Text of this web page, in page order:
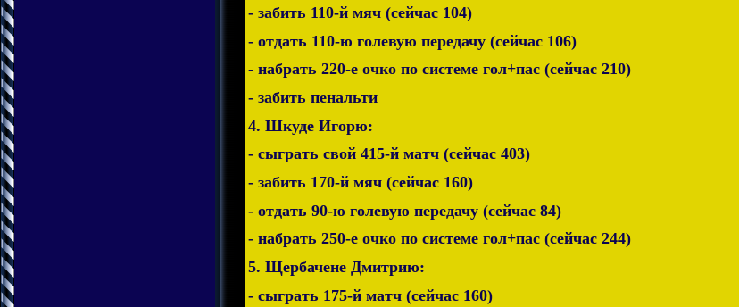
- забить 110-й мяч (сейчас 104)
- отдать 110-ю голевую передачу (сейчас 106)
- набрать 220-е очко по системе гол+пас (сейчас 210)
- забить пенальти
4. Шкуде Игорю:
- сыграть свой 415-й матч (сейчас 403)
- забить 170-й мяч (сейчас 160)
- отдать 90-ю голевую передачу (сейчас 84)
- набрать 250-е очко по системе гол+пас (сейчас 244)
5. Щербачене Дмитрию:
- сыграть 175-й матч (сейчас 160)